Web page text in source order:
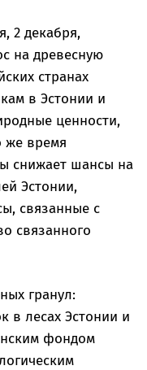
2 декабря,
на древесную
странах
в Эстонии и
ценности,
же время
снижает шансы на
Эстонии,
связанные с
связанного
гранул:
в лесах Эстонии и
фондом